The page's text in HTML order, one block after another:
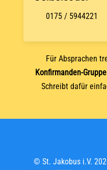
0175 / 5944221
Für Absprachen
Konfirmanden-
Schreibt dafür
© St. Jakobus i.V.